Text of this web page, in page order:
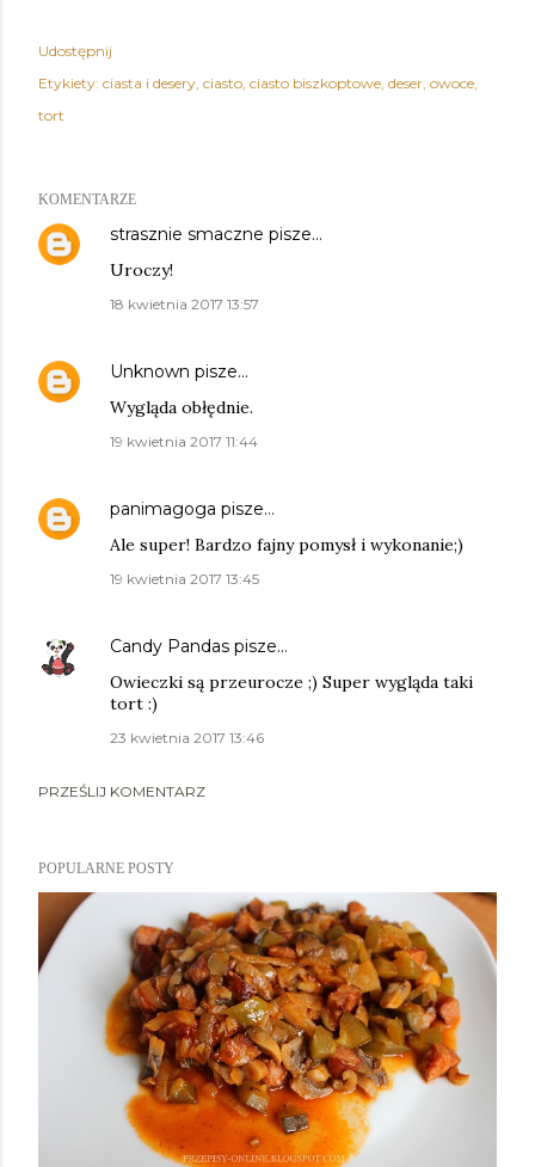
Udostępnij
Etykiety: ciasta i desery ciasto ciasto biszkoptowe deser owoce
tort
KOMENTARZE
strasznie smaczne pisze…
Uroczy!
18 kwietnia 2017 13:57
Unknown pisze…
Wygląda obłędnie.
19 kwietnia 2017 11:44
panimagoga pisze…
Ale super! Bardzo fajny pomysł i wykonanie;)
19 kwietnia 2017 13:45
Candy Pandas pisze…
Owieczki są przeurocze ;) Super wygląda taki
tort :)
23 kwietnia 2017 13:46
PRZEŚLIJ KOMENTARZ
POPULARNE POSTY